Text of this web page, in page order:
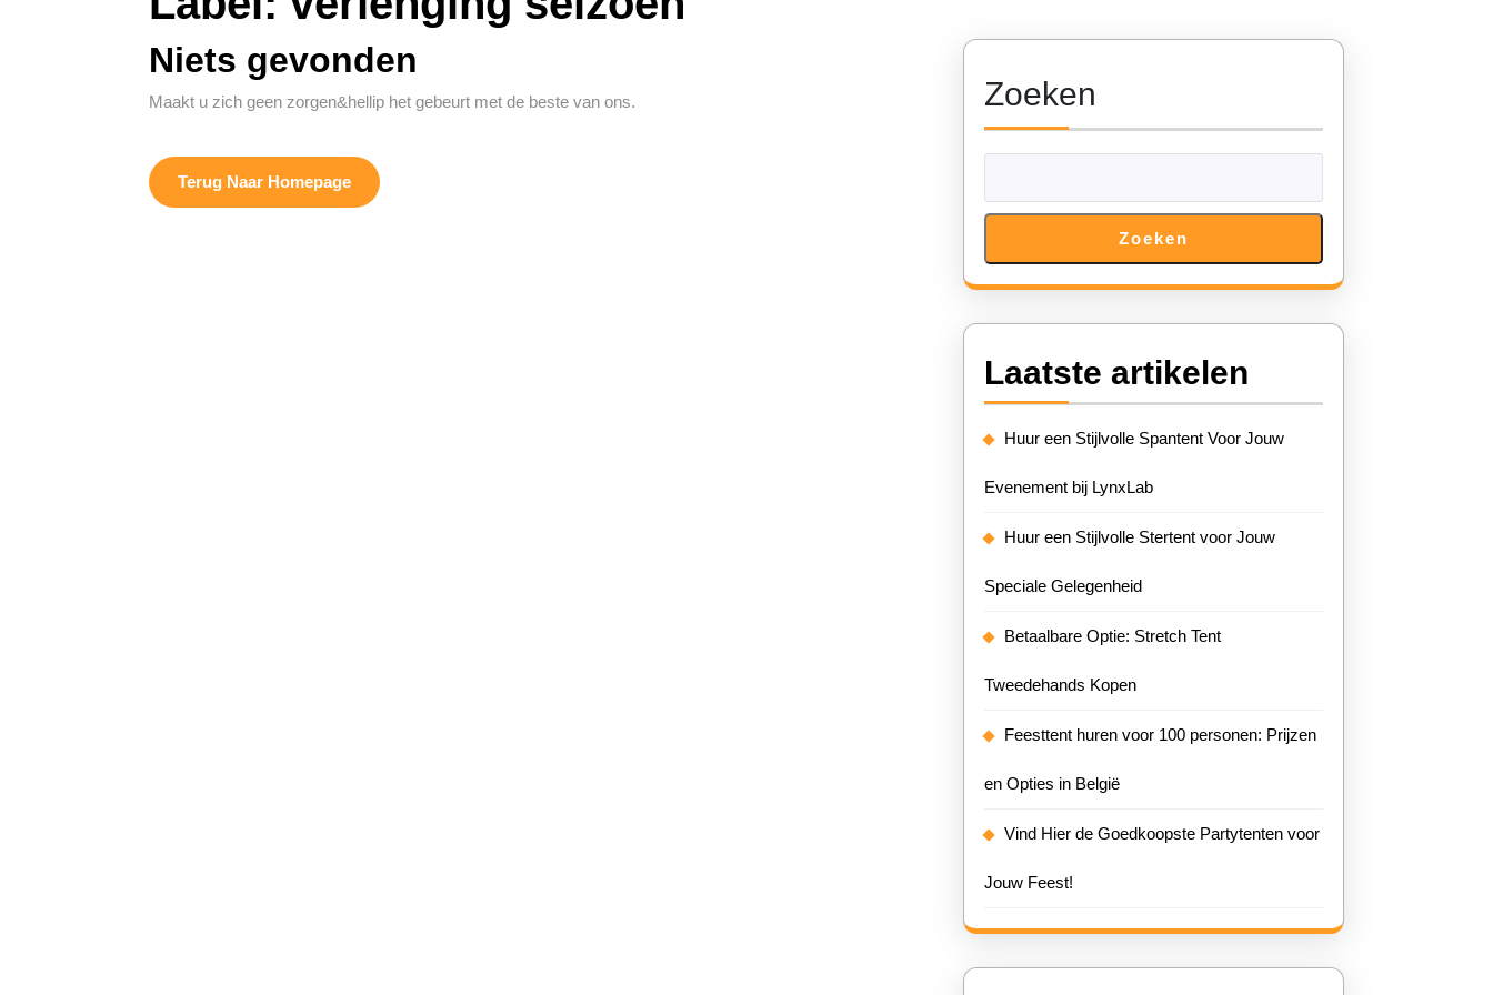
Niets gevonden
Maakt u zich geen zorgen&hellip het gebeurt met de beste van ons.
Terug Naar HomepageTerug
Naar
Zoeken
Zoeken
Laatste artikelen
Huur een Stijlvolle Spantent Voor Jouw
Evenement bij LynxLab
Huur een Stijlvolle Stertent voor Jouw
Speciale Gelegenheid
Betaalbare Optie: Stretch Tent
Tweedehands Kopen
Feesttent huren voor 100 personen: Prijzen
en Opties in België
Vind Hier de Goedkoopste Partytenten voor
Jouw Feest!